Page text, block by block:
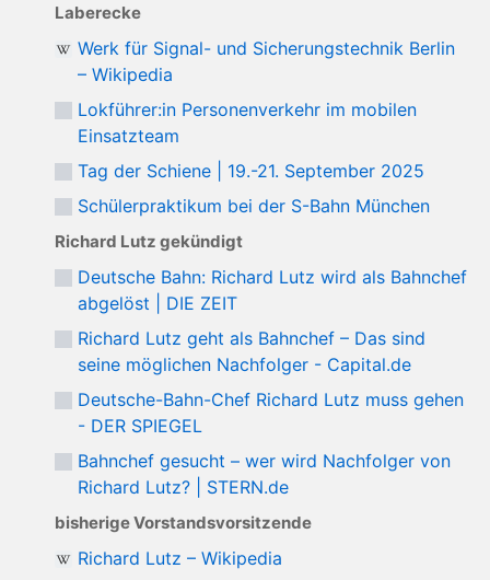
Laberecke
Werk für Signal- und Sicherungstechnik Berlin
– Wikipedia
Lokführer:in Personenverkehr im mobilen
Einsatzteam
Tag der Schiene | 19.-21. September 2025
Schülerpraktikum bei der S-Bahn München
Richard Lutz gekündigt
Deutsche Bahn: Richard Lutz wird als Bahnchef
abgelöst | DIE ZEIT
Richard Lutz geht als Bahnchef – Das sind
seine möglichen Nachfolger - Capital.de
Deutsche-Bahn-Chef Richard Lutz muss gehen
- DER SPIEGEL
Bahnchef gesucht – wer wird Nachfolger von
Richard Lutz? | STERN.de
bisherige Vorstandsvorsitzende
Richard Lutz – Wikipedia